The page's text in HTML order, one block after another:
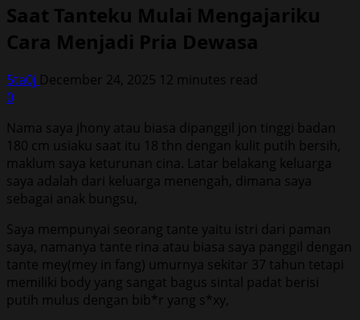
Saat Tanteku Mulai Mengajariku
Cara Menjadi Pria Dewasa
5ta0j December 24, 2025 12 minutes read
0
Nama saya jhony atau biasa dipanggil jon tinggi badan
180 cm usiaku saat itu 18 thn dengan kulit putih bersih,
maklum saya keturunan cina. Latar belakang keluarga
saya adalah dari keluarga menengah, dimana saya
sebagai anak bungsu,
Saya mempunyai seorang tante yaitu istri dari paman
saya, namanya tante rina atau biasa saya panggil dengan
tante mey(mey in fang) umurnya sekitar 37 tahun tetapi
memiliki body yang sangat bagus sintal padat berisi
putih mulus dengan bib*r yang s*xy,